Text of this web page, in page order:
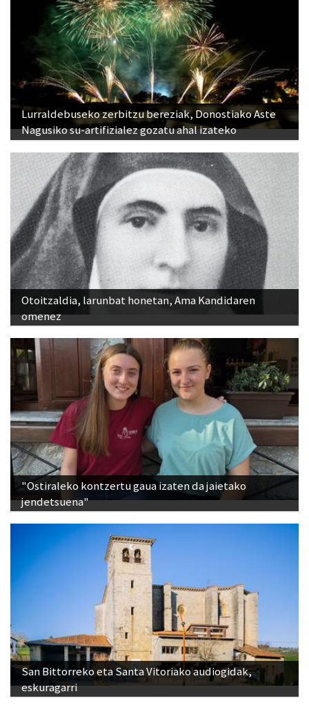
Lurraldebuseko zerbitzu bereziak, Donostiako Aste
Nagusiko su-artifizialez gozatu ahal izateko
Otoitzaldia, larunbat honetan, Ama Kandidaren
omenez
"Ostiraleko kontzertu gaua izaten da jaietako
jendetsuena"
San Bittorreko eta Santa Vitoriako audiogidak,
eskuragarri